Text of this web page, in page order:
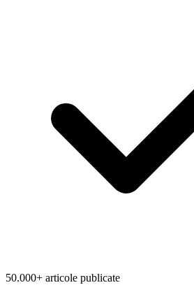
50.000+ articole publicate